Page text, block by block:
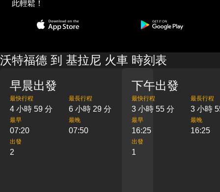
此輕鬆！
沃特福德 到 基拉尼 火車 時刻表
早晨出發
最快行程
4 小時 59 分
最長行程
6 小時 29 分
最早
07:20
最晚
07:50
出發
2
下午出發
最快行程
3 小時 55 分
最長行程
3 小時
最早
16:25
最晚
16:25
出發
1